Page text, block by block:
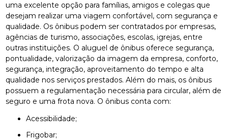
uma excelente opção para famílias, amigos e colegas que
desejam realizar uma viagem confortável, com segurança e
qualidade. Os ônibus podem ser contratados por empresas,
agências de turismo, associações, escolas, igrejas, entre
outras instituições. O aluguel de ônibus oferece segurança,
pontualidade, valorização da imagem da empresa, conforto,
segurança, integração, aproveitamento do tempo e alta
qualidade nos serviços prestados. Além do mais, os ônibus
possuem a regulamentação necessária para circular, além de
seguro e uma frota nova. O ônibus conta com:
Acessibilidade;
Frigobar;